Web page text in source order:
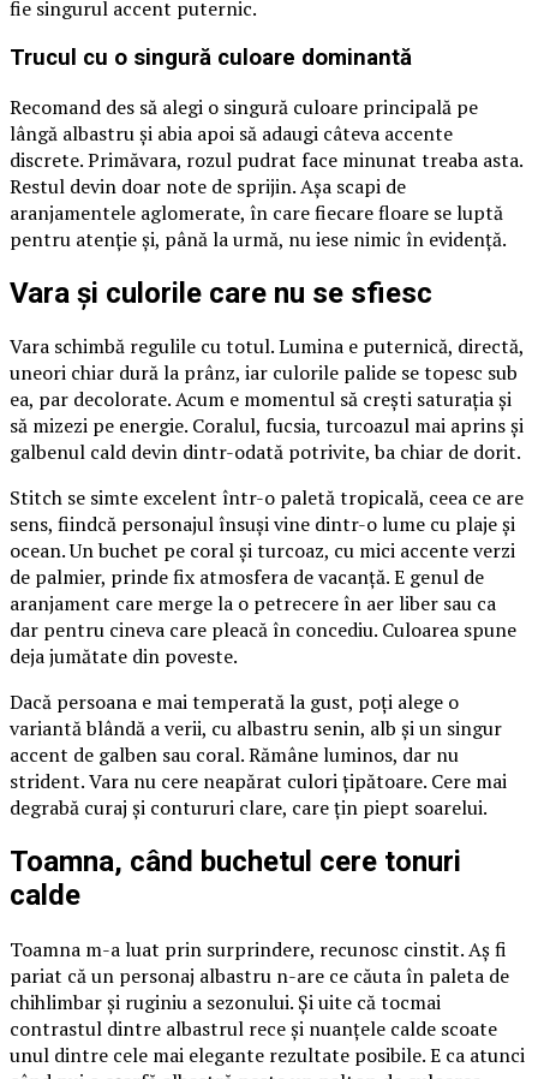
fie singurul accent puternic.
Trucul cu o singură culoare dominantă
Recomand des să alegi o singură culoare principală pe
lângă albastru și abia apoi să adaugi câteva accente
discrete. Primăvara, rozul pudrat face minunat treaba asta.
Restul devin doar note de sprijin. Așa scapi de
aranjamentele aglomerate, în care fiecare floare se luptă
pentru atenție și, până la urmă, nu iese nimic în evidență.
Vara și culorile care nu se sfiesc
Vara schimbă regulile cu totul. Lumina e puternică, directă,
uneori chiar dură la prânz, iar culorile palide se topesc sub
ea, par decolorate. Acum e momentul să crești saturația și
să mizezi pe energie. Coralul, fucsia, turcoazul mai aprins și
galbenul cald devin dintr-odată potrivite, ba chiar de dorit.
Stitch se simte excelent într-o paletă tropicală, ceea ce are
sens, fiindcă personajul însuși vine dintr-o lume cu plaje și
ocean. Un buchet pe coral și turcoaz, cu mici accente verzi
de palmier, prinde fix atmosfera de vacanță. E genul de
aranjament care merge la o petrecere în aer liber sau ca
dar pentru cineva care pleacă în concediu. Culoarea spune
deja jumătate din poveste.
Dacă persoana e mai temperată la gust, poți alege o
variantă blândă a verii, cu albastru senin, alb și un singur
accent de galben sau coral. Rămâne luminos, dar nu
strident. Vara nu cere neapărat culori țipătoare. Cere mai
degrabă curaj și contururi clare, care țin piept soarelui.
Toamna, când buchetul cere tonuri
calde
Toamna m-a luat prin surprindere, recunosc cinstit. Aș fi
pariat că un personaj albastru n-are ce căuta în paleta de
chihlimbar și ruginiu a sezonului. Și uite că tocmai
contrastul dintre albastrul rece și nuanțele calde scoate
unul dintre cele mai elegante rezultate posibile. E ca atunci